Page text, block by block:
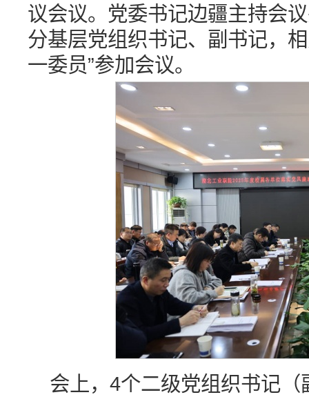
议会议。党委书记边疆主持会
分基层党组织书记、副书记，
一委员”参加会议。
会上，4个二级党组织书记